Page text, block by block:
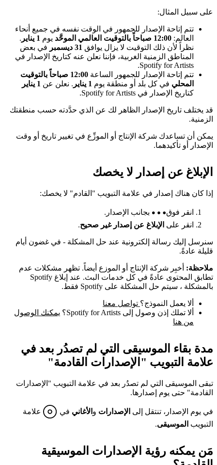
على سبيل المثال:
تتم إتاحة الإصدار للجمهور في الوقت نفسه في جميع أنحاء
العالم: 12:00 صباحاً بالتوقيت العالمي الموحَّد يوم 1 يناير
.
نظراً لأن ذلك التوقيت لا يزال يوافق 31 ديسمبر
في بعض
المناطق الزمنية الغربية، فإننا نعلن عنه كتاريخ الإصدار في
Spotify for Artists.
تتم إتاحة الإصدار للجمهور الساعة
12:00 صباحاً بالتوقيت
المحلي في كل بلد أو منطقة يوم 1 يناير . نعلن عن 1 يناير
كتاريخ الإصدار في Spotify for Artists.
قد يختلف تاريخ الإصدار الظاهر لك عن الذي حدَّدته حسب منطقتك
الزمنية.
يمكن أن تساعدك شركة الإنتاج أو الموزِّع في تغيير تاريخ أو وقت
الإصدار أو تأكيدهما.
الإبلاغ عن إصدار لا يخصك
إذا كان هناك إصدار في علامة التبويب "القادم" لا يخصك:
انقر فوق
بجانب الإصدار.
انقر على الإبلاغ عن إصدار غير صحيح.
سنرسل إليك رسالة إلكترونية عند حل المشكلة - في غضون أيام
قليلة عادةً.
ملاحظة: أخبِر شركة الإنتاج أو الموزع أيضاً. تظهر مشكلات عدم
تطابق المحتوى عادةً في كل خدمات البث. عند إبلاغ Spotify
بالمشكلة ، سيتم حل المشكلة على Spotify فقط.
ألا يعمل النموذج؟ تواصل معنا
ألا تملك إذن وصول إلى Spotify for Artists؟
يمكنك الوصول
من هنا
مدة بقاء الموسيقى التي لم تصدُر بعد في
علامة التبويب "الإصدارات القادمة"
تبقى الموسيقى التي لم تصدُر بعد في علامة التبويب "الإصدارات
القادمة" حتى يوم إصدارها.
في يوم الإصدار، تنتقل إلى الإصدارات و الأغاني في
علامة
التبويب الموسيقى.
مَن يمكنه رؤية الإصدارات الموسيقية